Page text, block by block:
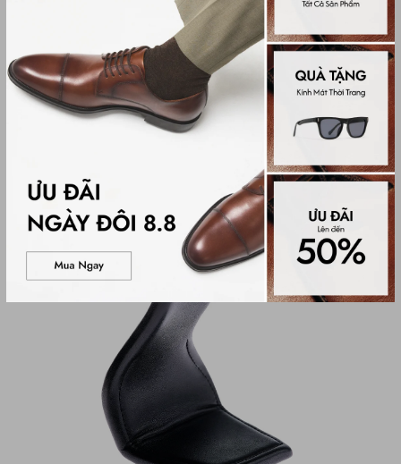
Đế ngoài được làm băng cao su mềm làm giảm phản lực
cho chân khi tiếp đất giúp bạn có thể di chuyển linh hoạt,
nhanh chóng và dễ dàng hoạt động suốt ngày dài.
4 Chất liệu mềm nhẹ
Chất liệu mềm dẻo, nhẹ nhàng giúp nhân đôi sự thoải
mái cho bạn sẵn sàng di chuyển cả ngày.